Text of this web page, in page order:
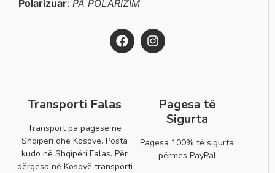
Polarizuar: PA POLARIZIM
Transporti Falas
Transport pa pagesë në
Shqipëri dhe Kosovë. Posta
kudo në Shqipëri Falas. Për
dërgesa në Kosovë transporti
Pagesa të
Sigurta
Pagesa 100% të sigurta
përmes PayPal